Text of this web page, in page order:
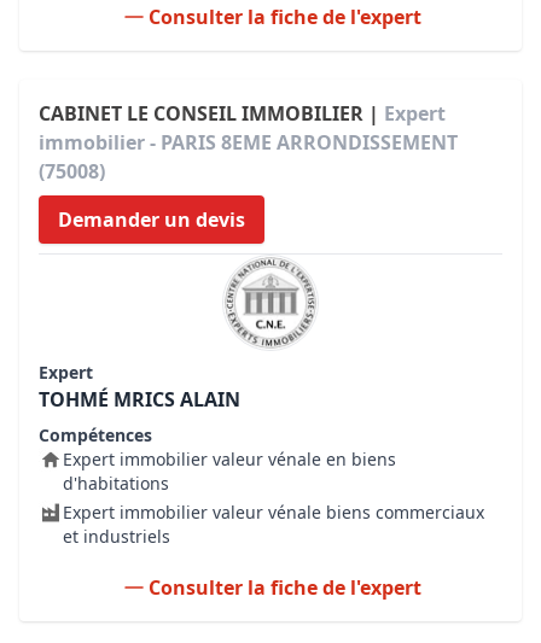
Consulter la fiche de l'expert
CABINET LE CONSEIL IMMOBILIER | Expert
immobilier - PARIS 8EME ARRONDISSEMENT
(75008)
Demander un devis
Expert
TOHMÉ MRICS ALAIN
Compétences
Expert immobilier valeur vénale en biens
d'habitations
Expert immobilier valeur vénale biens commerciaux
et industriels
Consulter la fiche de l'expert